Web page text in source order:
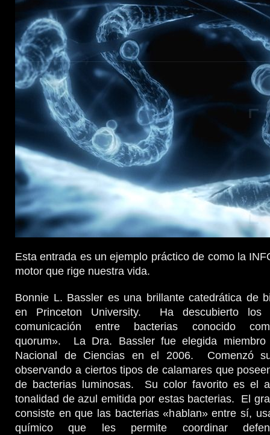
Esta entrada es un ejemplo práctico de como la
motor que rige nuestra vida.
Bonnie L. Bassler es una brillante catedrática de
en Princeton University. Ha descubierto los
comunicación entre bacterias conocido
quorum». La Dra. Bassler fue elegida miembro
Nacional de Ciencias en el 2006. Comenzó
observando a ciertos tipos de calamares que
de bacterias luminosas. Su color favorito es el
tonalidad de azul emitida por estas bacterias. El
consiste en que las bacterias «hablan» entre sí,
químico que les permite coordinar